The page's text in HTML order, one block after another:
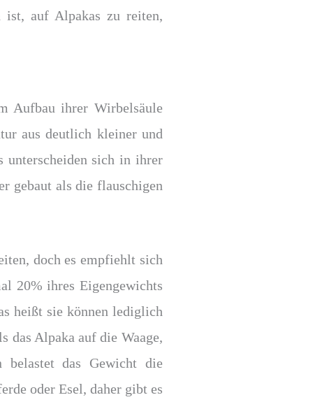
ist, auf Alpakas zu reiten,
Aufbau ihrer Wirbelsäule
aus deutlich kleiner und
unterscheiden sich in ihrer
gebaut als die flauschigen
doch es empfiehlt sich
20% ihres Eigengewichts
heißt sie können lediglich
das Alpaka auf die Waage,
belastet das Gewicht die
oder Esel, daher gibt es